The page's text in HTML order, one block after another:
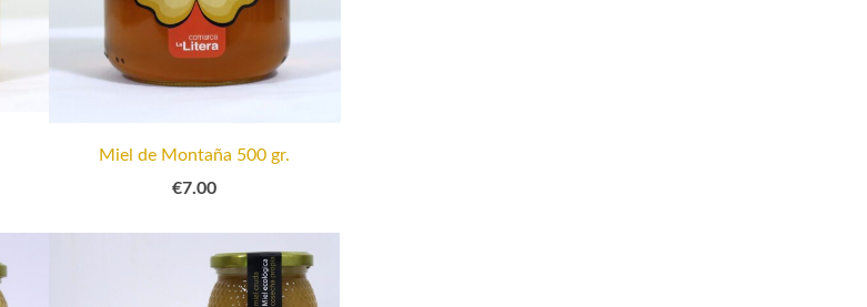
Miel de Montaña 500 gr.
€7.00